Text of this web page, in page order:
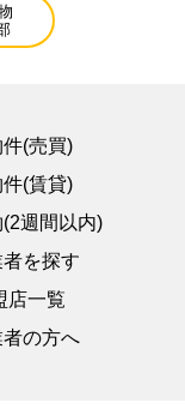
(売買)
(賃貸)
(2週間以内)
を探す
店一覧
の方へ